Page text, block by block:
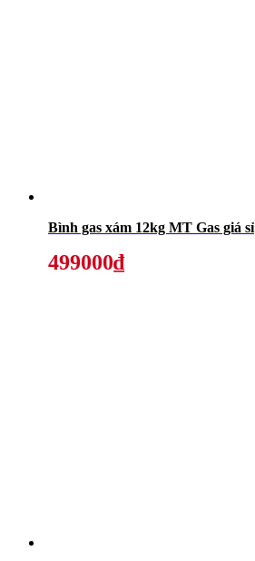
Bình gas xám 12kg MT Gas giá sỉ
499000₫